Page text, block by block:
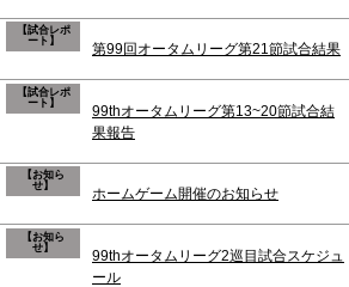
【試合レポ
ート】
第99回オータムリーグ第21節試合結果
【試合レポ
ート】
99thオータムリーグ第13~20節試合結
果報告
【お知ら
せ】
ホームゲーム開催のお知らせ
【お知ら
せ】
99thオータムリーグ2巡目試合スケジュ
ール